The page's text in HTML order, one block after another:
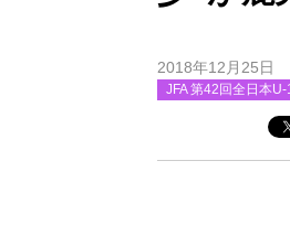
2018年12月25日
JFA 第42回全日本